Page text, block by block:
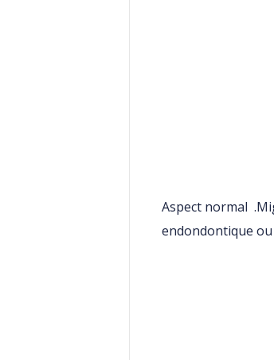
Aspect normal
endondontique